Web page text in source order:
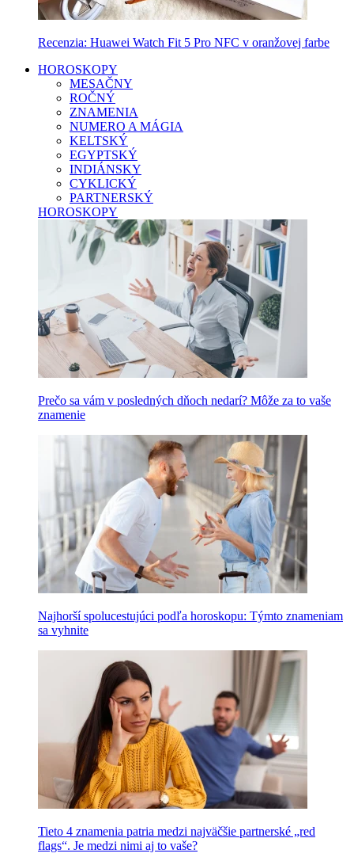
Recenzia: Huawei Watch Fit 5 Pro NFC v oranžovej farbe
HOROSKOPY
MESAČNY
ROČNÝ
ZNAMENIA
NUMERO A MÁGIA
KELTSKÝ
EGYPTSKÝ
INDIÁNSKY
CYKLICKÝ
PARTNERSKÝ
HOROSKOPY
Prečo sa vám v posledných dňoch nedarí? Môže za to vaše
znamenie
Najhorší spolucestujúci podľa horoskopu: Týmto znameniam
sa vyhnite
Tieto 4 znamenia patria medzi najväčšie partnerské „red
flags“. Je medzi nimi aj to vaše?